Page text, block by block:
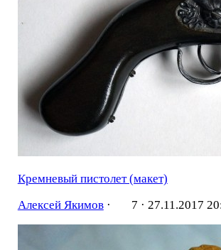
Кремневый пистолет (макет)
Алексей Якимов· 7 · 27.11.2017